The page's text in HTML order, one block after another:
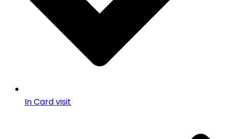
In Card visit